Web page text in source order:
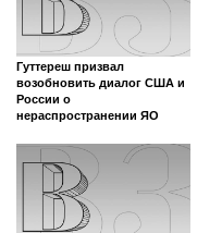
Гуттереш призвал
возобновить диалог США и
России о
нераспространении ЯО